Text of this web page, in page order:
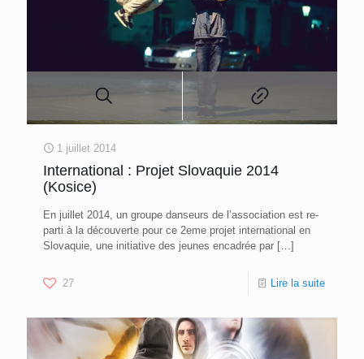
1 juillet 2014
International : Projet Slovaquie 2014
(Kosice)
En juillet 2014, un groupe danseurs de l’association est re-
parti à la découverte pour ce 2eme projet international en
Slovaquie, une initiative des jeunes encadrée par […]
27 Lire la suite